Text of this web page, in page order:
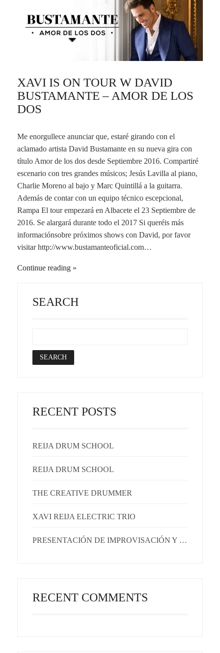
XAVI IS ON TOUR W DAVID
BUSTAMANTE – AMOR DE LOS
DOS
Me enorgullece anunciar que, estaré girando con el
aclamado artista David Bustamante en su nueva gira con
título Amor de los dos desde Septiembre 2016. Compartiré
escenario con tres grandes músicos; Jesús Lavilla al piano,
Charlie Moreno al bajo y Marc Quintillá a la guitarra.
Además de contar con un equipo técnico escepcional,
Rampa El tour empezará en Albacete el 23 Septiembre de
2016. Se alargará durante todo el 2017 Si queréis más
informaciónsobre próximos shows con David, por favor
visitar http://www.bustamanteoficial.com…
Continue reading
SEARCH
RECENT POSTS
REIJA DRUM SCHOOL
REIJA DRUM SCHOOL
THE CREATIVE DRUMMER
XAVI REIJA ELECTRIC TRIO
PRESENTACIÓN DE IMPROVISACIÓN Y EMOCIONES
RECENT COMMENTS